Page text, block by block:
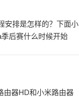
安排是怎样的？下面小
后赛什么时候开始
由器HD和小米路由器